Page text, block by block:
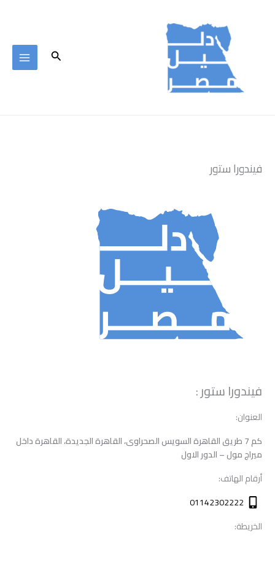
البحث
فيندورا ستور
فيندورا ستور :
العنوان:
كم 7 طريق القاهرة السويس الصحراوى، القاهرة الجديدة، القاهرة داخل
ميراج مول – الدور الاول
أرقام الهاتف:
01142302222
الخريطة: